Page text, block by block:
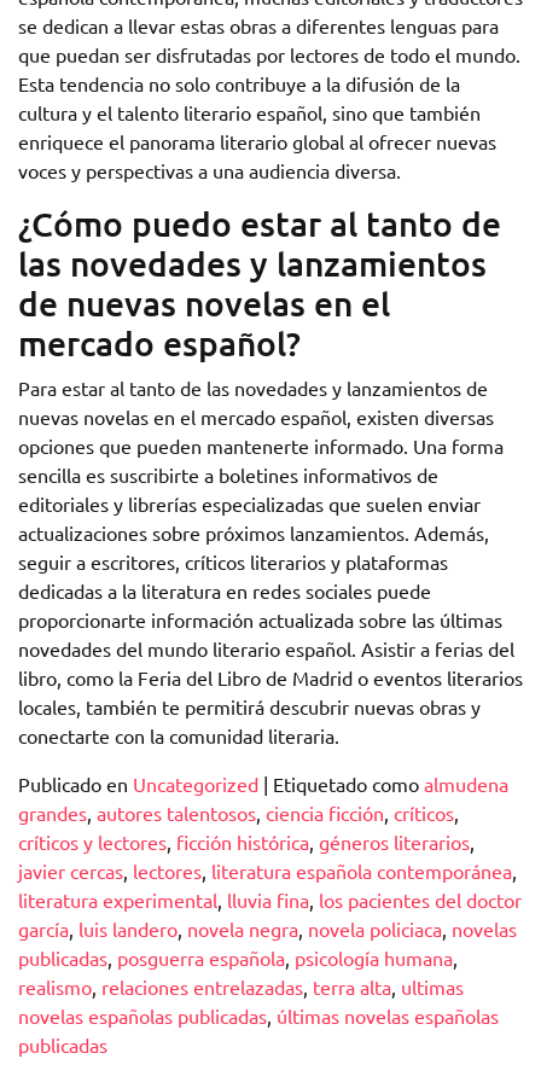
se dedican a llevar estas obras a diferentes lenguas para
que puedan ser disfrutadas por lectores de todo el mundo.
Esta tendencia no solo contribuye a la difusión de la
cultura y el talento literario español, sino que también
enriquece el panorama literario global al ofrecer nuevas
voces y perspectivas a una audiencia diversa.
¿Cómo puedo estar al tanto de
las novedades y lanzamientos
de nuevas novelas en el
mercado español?
Para estar al tanto de las novedades y lanzamientos de
nuevas novelas en el mercado español, existen diversas
opciones que pueden mantenerte informado. Una forma
sencilla es suscribirte a boletines informativos de
editoriales y librerías especializadas que suelen enviar
actualizaciones sobre próximos lanzamientos. Además,
seguir a escritores, críticos literarios y plataformas
dedicadas a la literatura en redes sociales puede
proporcionarte información actualizada sobre las últimas
novedades del mundo literario español. Asistir a ferias del
libro, como la Feria del Libro de Madrid o eventos literarios
locales, también te permitirá descubrir nuevas obras y
conectarte con la comunidad literaria.
Publicado en Uncategorized | Etiquetado como almudena
grandes, autores talentosos, ciencia ficción, críticos,
críticos y lectores, ficción histórica, géneros literarios,
javier cercas, lectores, literatura española contemporánea,
literatura experimental, lluvia fina, los pacientes del doctor
garcía, luis landero, novela negra, novela policiaca, novelas
publicadas, posguerra española, psicología humana,
realismo, relaciones entrelazadas, terra alta, ultimas
novelas españolas publicadas, últimas novelas españolas
publicadas